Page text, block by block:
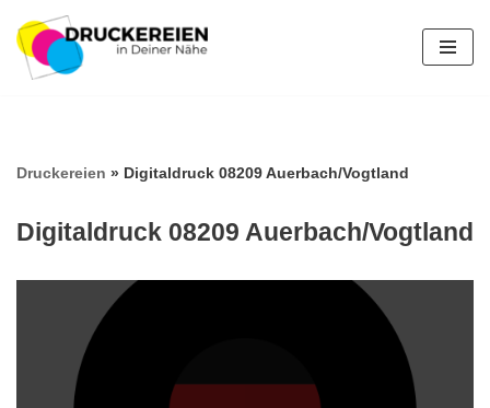
Zum
Inhalt
Druckereien » Digitaldruck 08209 Auerbach/Vogtland
Digitaldruck 08209 Auerbach/Vogtland